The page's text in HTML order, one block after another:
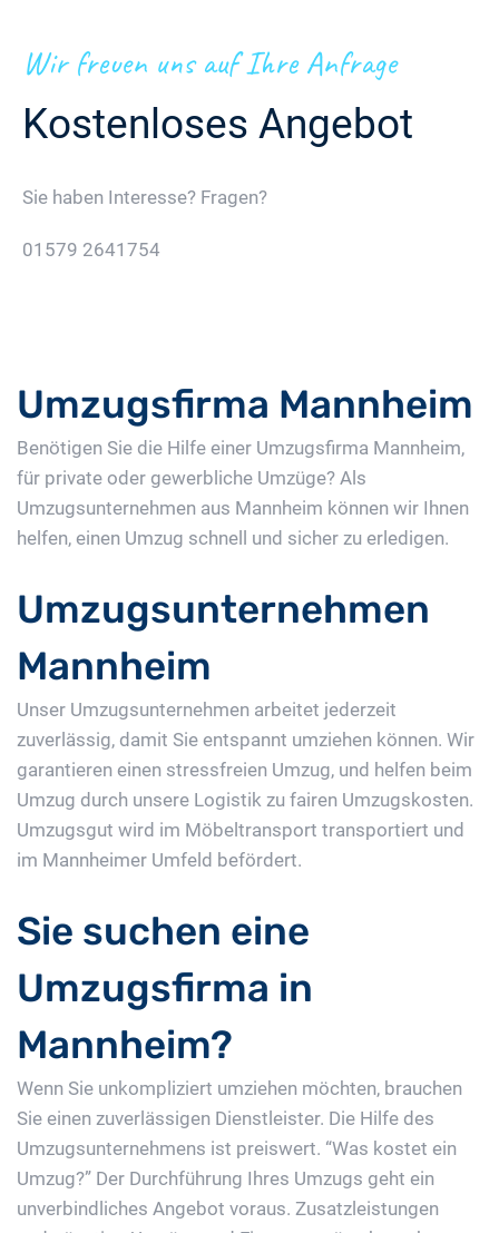
Wir freuen uns auf Ihre Anfrage
Kostenloses Angebot
Sie haben Interesse? Fragen?
01579 2641754
Umzugsfirma Mannheim
Benötigen Sie die Hilfe einer Umzugsfirma Mannheim,
für private oder gewerbliche Umzüge? Als
Umzugsunternehmen aus Mannheim können wir Ihnen
helfen, einen Umzug schnell und sicher zu erledigen.
Umzugsunternehmen
Mannheim
Unser Umzugsunternehmen arbeitet jederzeit
zuverlässig, damit Sie entspannt umziehen können. Wir
garantieren einen stressfreien Umzug, und helfen beim
Umzug durch unsere Logistik zu fairen Umzugskosten.
Umzugsgut wird im Möbeltransport transportiert und
im Mannheimer Umfeld befördert.
Sie suchen eine
Umzugsfirma in
Mannheim?
Wenn Sie unkompliziert umziehen möchten, brauchen
Sie einen zuverlässigen Dienstleister. Die Hilfe des
Umzugsunternehmens ist preiswert. “Was kostet ein
Umzug?” Der Durchführung Ihres Umzugs geht ein
unverbindliches Angebot voraus. Zusatzleistungen